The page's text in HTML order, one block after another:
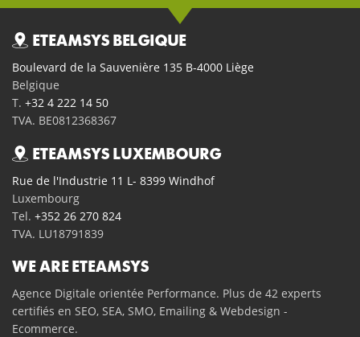
ETEAMSYS BELGIQUE
Boulevard de la Sauvenière 135 B-4000 Liège
Belgique
T. +32 4 222 14 50
TVA. BE0812368367
ETEAMSYS LUXEMBOURG
Rue de l'Industrie 11 L- 8399 Windhof
Luxembourg
Tel. +352 26 270 824
TVA. LU18791839
WE ARE ETEAMSYS
Agence Digitale orientée Performance. Plus de 42 experts
certifiés en SEO, SEA, SMO, Emailing & Webdesign -
Ecommerce.